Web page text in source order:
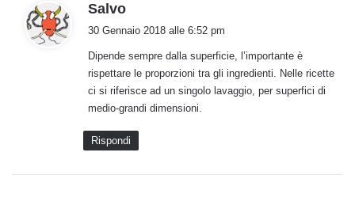
Salvo
e
t
t
o
:
30 Gennaio 2018 alle 6:52 pm
Dipende sempre dalla superficie, l’importante è
rispettare le proporzioni tra gli ingredienti. Nelle ricette
ci si riferisce ad un singolo lavaggio, per superfici di
medio-grandi dimensioni.
Rispondi